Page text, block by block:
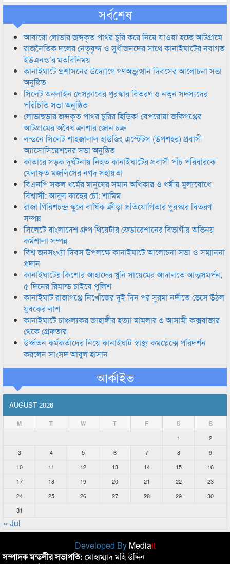
সর্বশেষ
আবারো লোভার জব্দকৃত পাথর চুরি করে নিয়ে যাওয়া হচ্ছে আটগ্রামে
রাজনৈতিক দলের নেতৃবৃন্দ ও সুধীজনদের সাথে কানাইঘাটের নবাগত
ইউএনও’র মতবিনিময়
কানাইঘাটে প্রশাসনের উদ্যোগে গণঅভ্যুত্থান দিবসের আলোচনা সভা
অনুষ্ঠিত
সিলেট অনলাইন প্রেসক্লাবের পুরস্কার বিতরণ ও নতুন সদস্যদের
পরিচিতি সভা অনুষ্ঠিত
লোভাছড়ার জব্দকৃত পাথর চুরির হিড়িক! বেপরোয়া জকিগঞ্জের
আটগ্রামের অবৈধ ক্রাশার জোন চক্র
লন্ডনে সিলেট শাহজালাল হাউজিং এস্টেটস (উপশহর) প্রবাসী
অ্যাসোসিয়েশনের সভা অনুষ্ঠিত
কাতারে সড়ক দুর্ঘটনায় নিহত কানাইঘাটের প্রবাসী পাঁচ পরিবারকে
খেলাফত মজলিসের নগদ সহায়তা
বিএনপি সকল ধর্মের মানুষের সমান অধিকার ও ধর্মীয় মুল্যবোধে
বিশ্বাসী: আবুল কাহের চৌ: শামিম
রাজা গিরিশচন্দ্র স্কুলে বার্ষিক ক্রীড়া প্রতিযোগিতার পুরস্কার বিতরণ
সম্পন্ন
সিলেটে বাংলাদেশ গ্রুপ থিয়েটার ফেডারেশানের বিভাগীয় অভিনয়
কর্মশালা সম্পন্ন
বিশ্ব জনসংখ্যা দিবস উপলক্ষে কানাইঘাটে আলোচনা সভা ও সম্মাননা
প্রদান
কানাইঘাটের কিশোর আহাদের খুনি সায়েমের আদালতে আত্মসমর্পন,
৫ দিনের রিমান্ড চাইবে পুলিশ
কানাইঘাট রাজাগঞ্জে নিখোঁজের দুই দিন পর সুরমা নদীতে ভেসে উঠল
যুবকের লাশ
কানাইঘাটে চাঞ্চল্যকর জাহাঙ্গীর হত্যা মামলার ৩ আসামী কক্সবাজার
থেকে গ্রেফতার
উর্ধ্বতন কর্মকর্তাদের নিয়ে কানাইঘাট স্বাস্থ্য কমপ্লেক্সে পরিদর্শন
করলেন সাংসদ আবুল হাসান
আর্কাইভ
AUGUST 2026
M T W T F S S
1
2
3
4 5 6 7 8
9
10
11 12 13 14 15
16
17
18 19 20 21 22
23
24
25 26 27 28 29
30
31
« Jul
Developed By Mediait
সম্পাদক মন্ডলীর সভাপতি: মোহাম্মাদ মহি উদ্দিন